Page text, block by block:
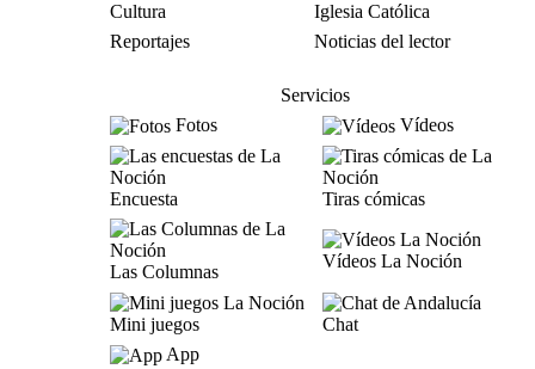
Cultura
Iglesia Católica
Reportajes
Noticias del lector
Servicios
Fotos
Vídeos
Encuesta Tiras cómicas
Las Columnas
Vídeos La Noción
Mini juegos
Chat
App